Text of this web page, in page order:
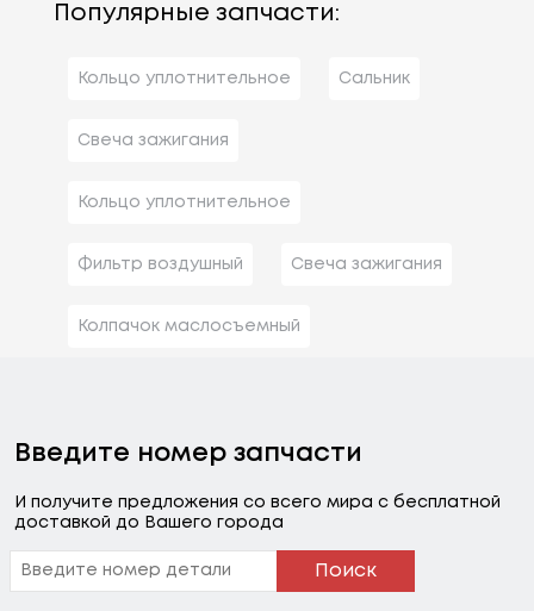
Популярные запчасти:
Кольцо уплотнительное Сальник
Свеча зажигания
Кольцо уплотнительное
Фильтр воздушный Свеча зажигания
Колпачок маслосъемный
Введите номер запчасти
И получите предложения со всего мира с бесплатной
доставкой до Вашего города
Поиск